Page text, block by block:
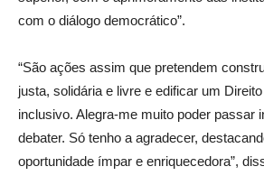
com o diálogo democrático”.
“São ações assim que pretendem
justa, solidária e livre e edificar um
inclusivo. Alegra-me muito poder passar
debater. Só tenho a agradecer,
oportunidade ímpar e enriquecedora”,